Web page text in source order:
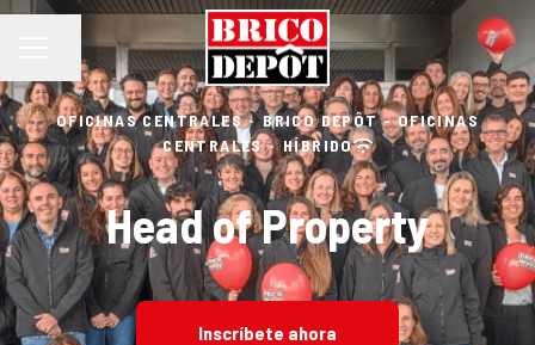
MENÚ DE EMPLEO
Compartir página
OFICINAS CENTRALES · BRICO DEPÔT - OFICINAS
CENTRALES · HÍBRIDO
Head of Property
Inscríbete ahora